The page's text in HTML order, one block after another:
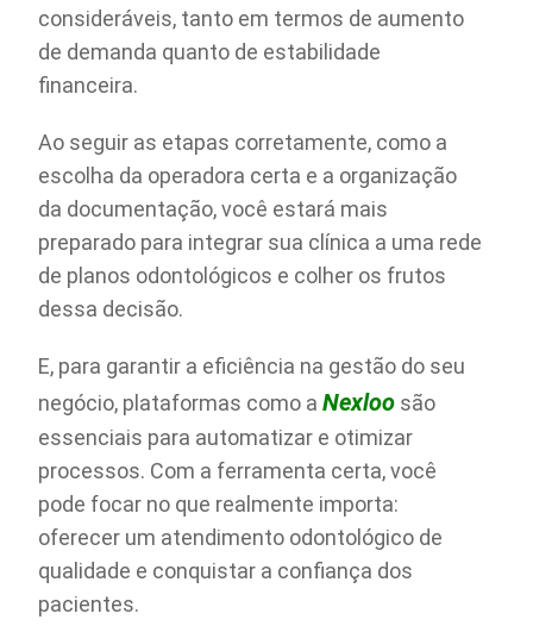
consideráveis, tanto em termos de aumento
de demanda quanto de estabilidade
financeira.
Ao seguir as etapas corretamente, como a
escolha da operadora certa e a organização
da documentação, você estará mais
preparado para integrar sua clínica a uma rede
de planos odontológicos e colher os frutos
dessa decisão.
E, para garantir a eficiência na gestão do seu
negócio, plataformas como aNexloo são
essenciais para automatizar e otimizar
processos. Com a ferramenta certa, você
pode focar no que realmente importa:
oferecer um atendimento odontológico de
qualidade e conquistar a confiança dos
pacientes.